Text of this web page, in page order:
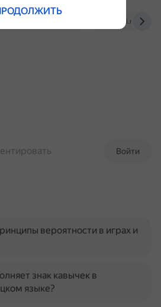
pzwiki.net
Войти
вероятности в играх и
знак кавычек в
языке?